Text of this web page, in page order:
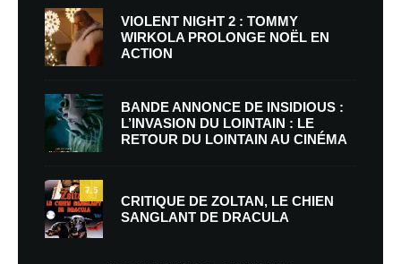
VIOLENT NIGHT 2 : TOMMY
WIRKOLA PROLONGE NOËL EN
ACTION
BANDE ANNONCE DE INSIDIOUS :
L’INVASION DU LOINTAIN : LE
RETOUR DU LOINTAIN AU CINÉMA
7.5
CRITIQUE DE ZOLTAN, LE CHIEN
SANGLANT DE DRACULA